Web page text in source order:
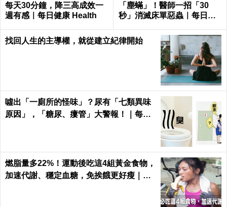
每天30分鐘，降三高成效一
週有感｜每日健康 Health
「塵蟎」！醫師一招「30
秒」消滅床單惡蟲｜每日健
找回人生的主導權，就從建立紀律開始
噓出「一廁所的怪味」？尿有「七類異味
原因」，「糖尿、瘻管」大警報！｜每日
燃脂量多22%！運動後吃這4組黃金食物，
加速代謝、穩定血糖，免挨餓更好瘦｜每